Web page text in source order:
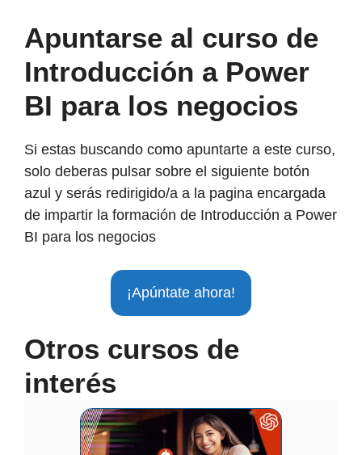
Apuntarse al curso de
Introducción a Power
BI para los negocios
Si estas buscando como apuntarte a este curso,
solo deberas pulsar sobre el siguiente botón
azul y serás redirigido/a a la pagina encargada
de impartir la formación de Introducción a Power
BI para los negocios
¡Apúntate ahora!
Otros cursos de
interés